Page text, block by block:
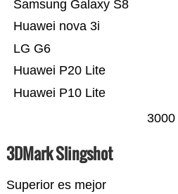
Huawei P10 Lite
Huawei P20 Lite
LG G6
Huawei nova 3i
Samsung Galaxy S8
3000
3DMark Slingshot
Superior es mejor